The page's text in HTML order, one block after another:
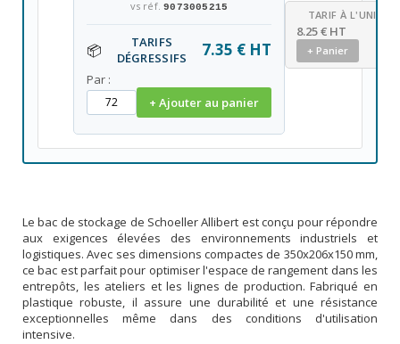
vs réf.9073005215
📦
TARIFS
DÉGRESSIFS
7.35 € HT
Par :
+ Ajouter au panier
TARIF À L'UNITÉ
8.25 € HT
+ Panier
Le bac de stockage de Schoeller Allibert est conçu pour répondre
aux exigences élevées des environnements industriels et
logistiques. Avec ses dimensions compactes de 350x206x150 mm,
ce bac est parfait pour optimiser l'espace de rangement dans les
entrepôts, les ateliers et les lignes de production. Fabriqué en
plastique robuste, il assure une durabilité et une résistance
exceptionnelles même dans des conditions d'utilisation
intensive.